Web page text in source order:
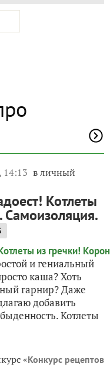
14:13 в личный
Котлеты
Самоизоляция.
и гениальный
каша? Хоть
гарнир? Даже
добавить
Котлеты
«Конкурс рецептов